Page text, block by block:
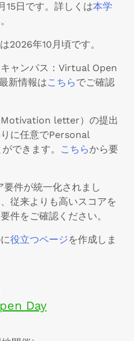
15日です。詳しくは本学
2026年10月頃です。
ャンパス：Virtual Open
新情報はこちらでご確認
Motivation letter）の提出
に任意でPersonal
できます。
こちらから要
件が統一化されまし
従来よりも高いスコアを
件をご確認ください。
役立つページを作成しま
Day